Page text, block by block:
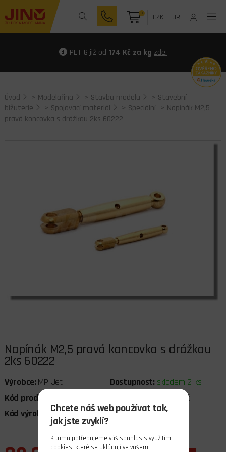
0 CZK| EUR
PET-G již od 174 Kč za kg zde.
Úvod > Modelařina > Stavba modelu > Stavební
bižuterie
> Spojovací materiál > Speciální > Napínák M2,5
pravá koncovka s drážkou 2ks 60222
Napínák M2,5 pravá koncovka s drážkou
2ks 60222
Výrobce: MP Jet Dostupnost: skladem 2 ks
Kód produktu:
67,77 Kč
Kód výrobce:MPJ.60222 DPH:21%
Chcete náš web používat tak,
jak jste zvyklí?
K tomu potřebujeme váš souhlas s využitím
cookies, které se ukládají ve vašem